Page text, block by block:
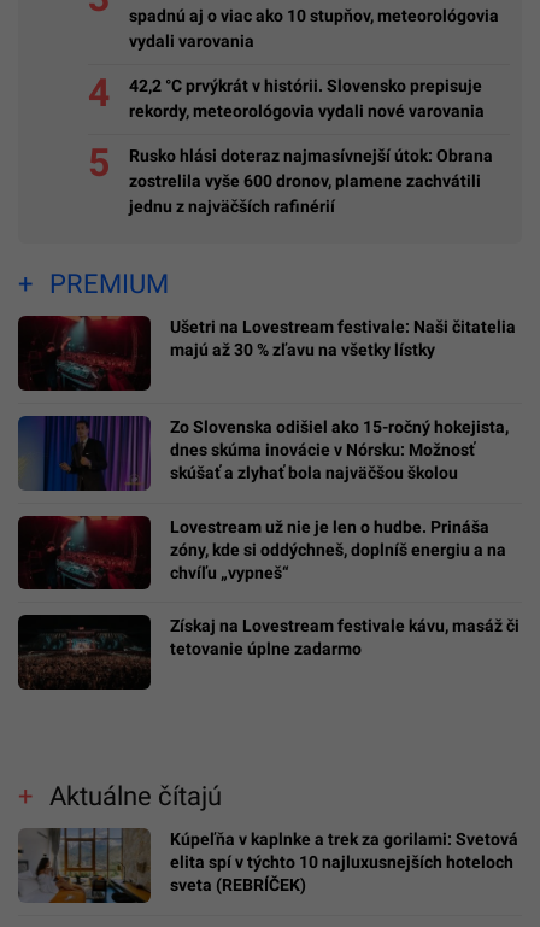
spadnú aj o viac ako 10 stupňov, meteorológovia
vydali varovania
42,2 °C prvýkrát v histórii. Slovensko prepisuje
rekordy, meteorológovia vydali nové varovania
Rusko hlási doteraz najmasívnejší útok: Obrana
zostrelila vyše 600 dronov, plamene zachvátili
jednu z najväčších rafinérií
PREMIUM
Ušetri na Lovestream festivale: Naši čitatelia
majú až 30 % zľavu na všetky lístky
Zo Slovenska odišiel ako 15-ročný hokejista,
dnes skúma inovácie v Nórsku: Možnosť
skúšať a zlyhať bola najväčšou školou
Lovestream už nie je len o hudbe. Prináša
zóny, kde si oddýchneš, doplníš energiu a na
chvíľu „vypneš“
Získaj na Lovestream festivale kávu, masáž či
tetovanie úplne zadarmo
Aktuálne čítajú
Kúpeľňa v kaplnke a trek za gorilami: Svetová
elita spí v týchto 10 najluxusnejších hoteloch
sveta (REBRÍČEK)